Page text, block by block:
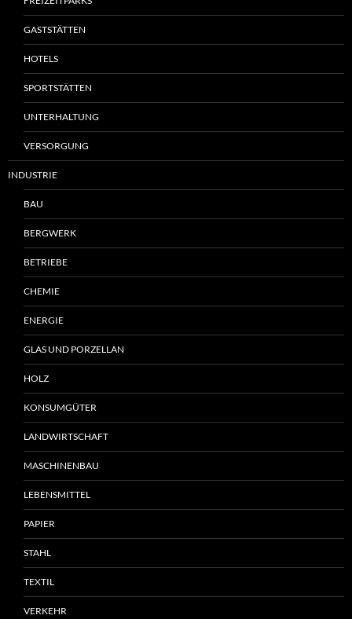
GASTSTÄTTEN
HOTELS
SPORTSTÄTTEN
UNTERHALTUNG
VERSORGUNG
INDUSTRIE
BAU
BERGWERK
BETRIEBE
CHEMIE
ENERGIE
GLAS UND PORZELLAN
HOLZ
KONSUMGÜTER
LANDWIRTSCHAFT
MASCHINENBAU
LEBENSMITTEL
PAPIER
STAHL
TEXTIL
VERKEHR